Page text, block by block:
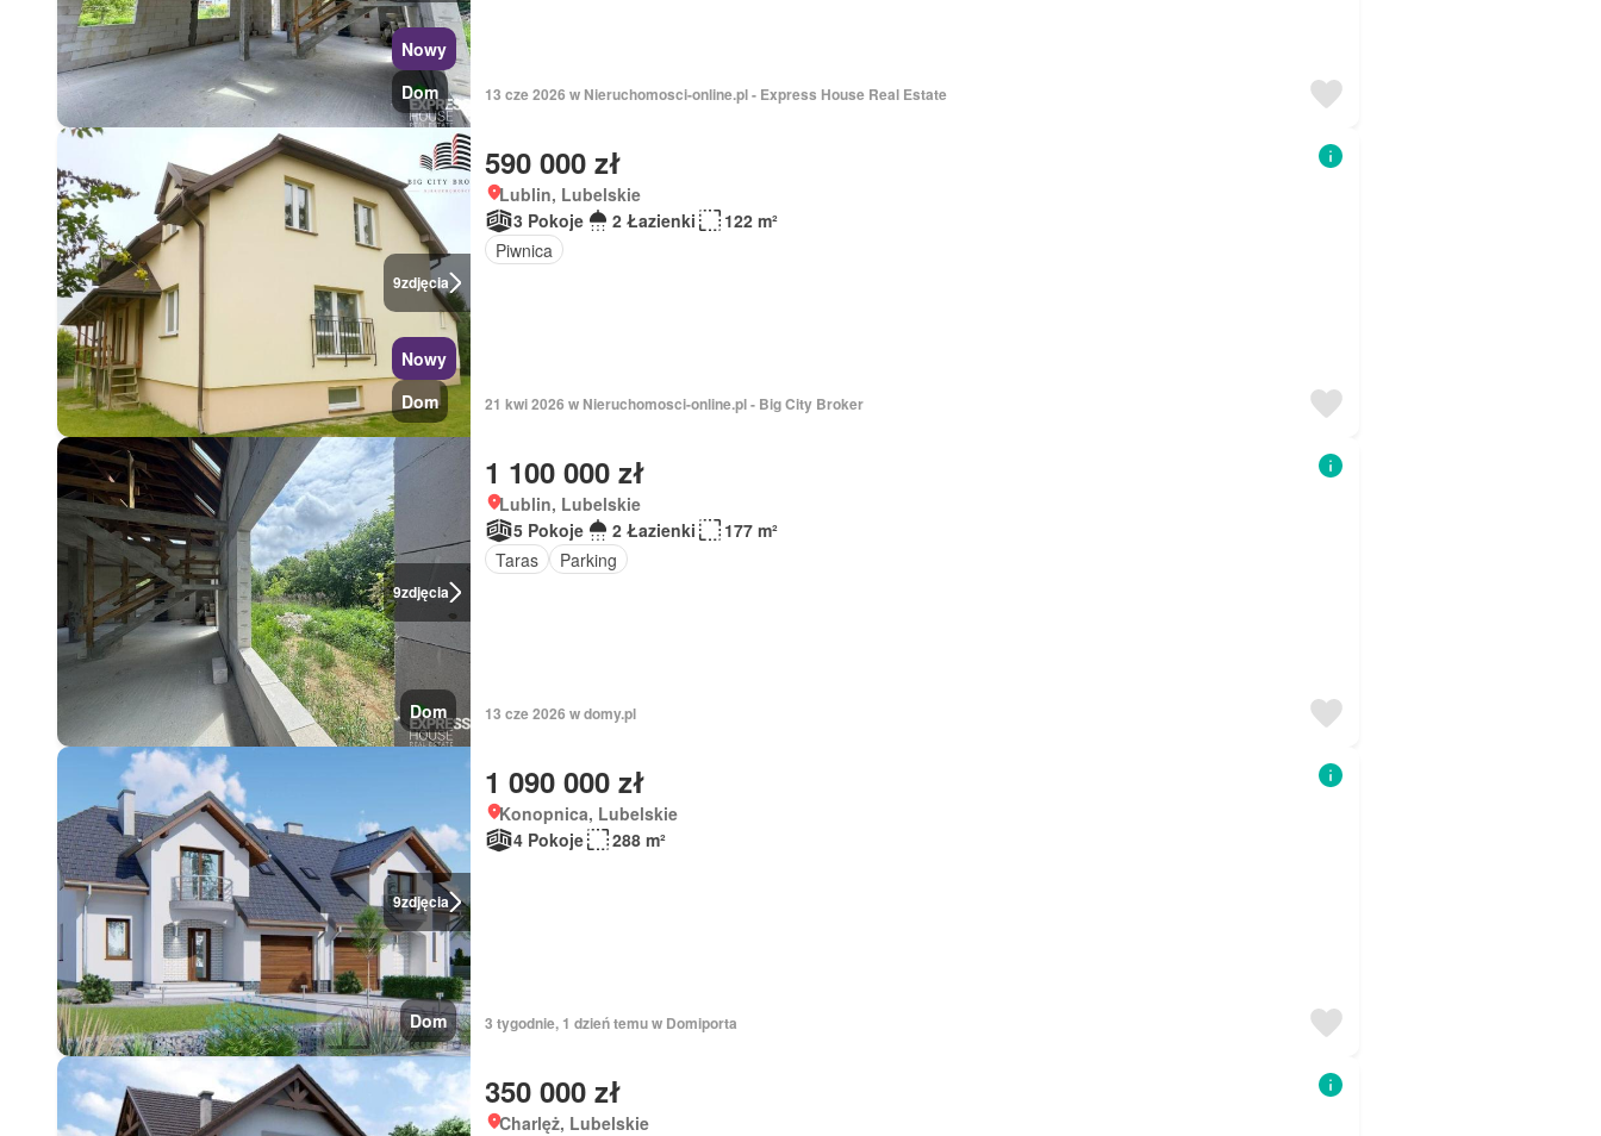
Nowy
Dom
13 cze 2026 w Nieruchomosci-online.pl - Express House Real Estate
9zdjęcia
Nowy
Dom
590 000 zł
Lublin, Lubelskie
3 Pokoje
2 Łazienki
122 m²
Piwnica
21 kwi 2026 w Nieruchomosci-online.pl - Big City Broker
9zdjęcia
Dom
1 100 000 zł
Lublin, Lubelskie
5 Pokoje
2 Łazienki
177 m²
Taras
Parking
13 cze 2026 w domy.pl
9zdjęcia
Dom
1 090 000 zł
Konopnica, Lubelskie
4 Pokoje
288 m²
3 tygodnie, 1 dzień temu w Domiporta
350 000 zł
Charlęż, Lubelskie